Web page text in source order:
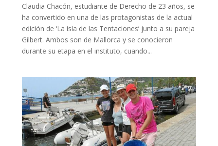
Claudia Chacón, estudiante de Derecho de 23 años, se
ha convertido en una de las protagonistas de la actual
edición de ‘La isla de las Tentaciones’ junto a su pareja
Gilbert. Ambos son de Mallorca y se conocieron
durante su etapa en el instituto, cuando...